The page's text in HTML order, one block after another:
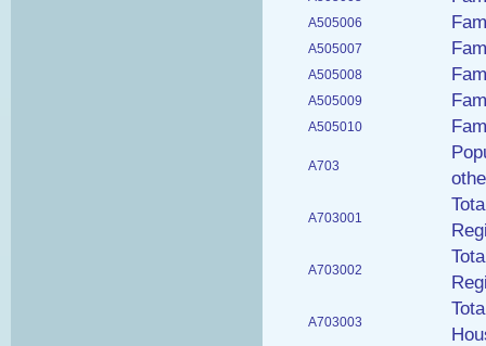
A505006
A505007
A505008
A505009
A505010
A703
A703001
A703002
A703003